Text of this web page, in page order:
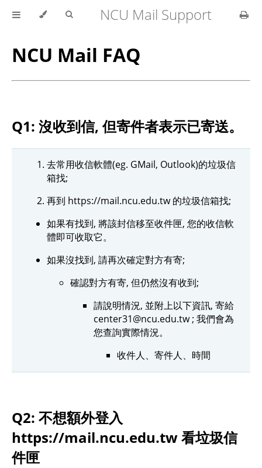
NCU Mail Support
NCU Mail FAQ
Q1: 沒收到信, 但寄件者表示已寄送。
去常用收信軟體(eg. GMail, Outlook)的垃圾信
箱找;
再到 https://mail.ncu.edu.tw 的垃圾信箱找;
如果有找到, 將該封信移至收件匣, 您的收信軟
體即可收取它。
如果沒找到, 請再次確定對方有寄;
確認對方有寄, 但仍然沒有收到;
請說明情況, 並附上以下資訊, 寄給
center31@ncu.edu.tw ; 我們會為
您查詢實際情況。
收件人、寄件人、時間
Q2: 不想額外登入
https://mail.ncu.edu.tw 看垃圾信
件匣